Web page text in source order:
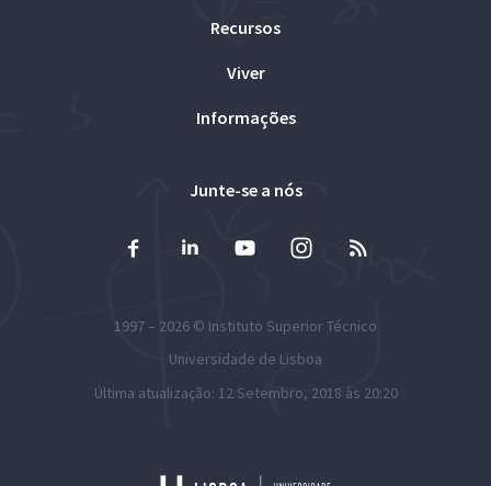
Recursos
Viver
Informações
Junte-se a nós
1997 – 2026 © Instituto Superior Técnico
Universidade de Lisboa
Última atualização: 12 Setembro, 2018 às 20:20